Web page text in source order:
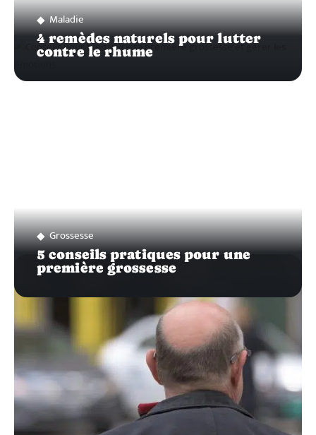
Maladie
4 remèdes naturels pour lutter
contre le rhume
Grossesse
5 conseils pratiques pour une
première grossesse